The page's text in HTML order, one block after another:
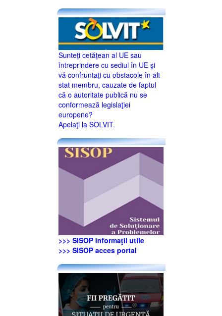
Sunteţi cetăţean al UE sau
întreprindere cu sediul în UE şi
vă confruntaţi cu obstacole în alt
stat membru, cauzate de faptul
că o autoritate publică nu se
conformează legislaţiei
europene?
Apelaţi la SOLVIT.
>>> SISOP informaţii utile
>>> SISOP acces portal